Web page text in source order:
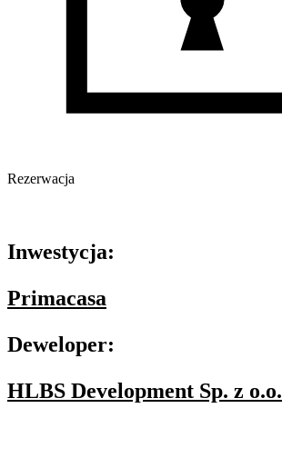
Rezerwacja
Inwestycja:
Primacasa
Deweloper:
HLBS Development Sp. z o.o.